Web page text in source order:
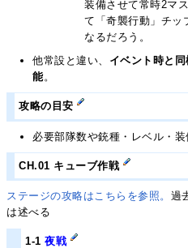
装備させて常時2マ
て「奇襲行動」チッ
なるだろう。
他常設と違い、 イベント時と
能。
攻略の目安
必要部隊数や銃種・レベル・装
CH.01 キューブ作戦
ステージの攻略はこちらを参照。 過
は述べる
1-1夜戦